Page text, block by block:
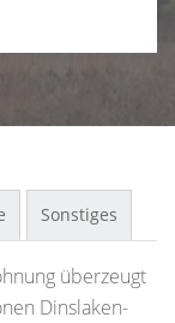
Sonstiges
überzeugt
Dinslaken-